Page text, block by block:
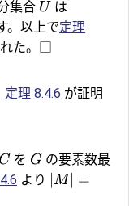
集合 U は
。以上で定理
た。□
定理 8.4.6 が証明
C を G の要素数最
より M
=